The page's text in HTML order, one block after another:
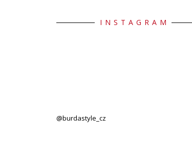
INSTAGRAM
@burdastyle_cz